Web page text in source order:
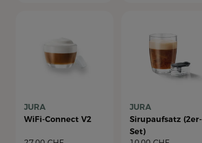
JURA
WiFi-Connect V2
JURA
Sirupaufsatz (2er-
Set)